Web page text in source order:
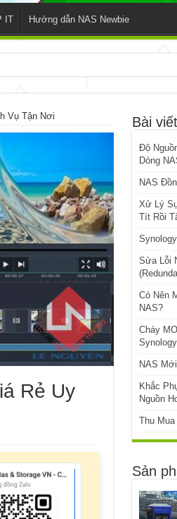
IT Hướng dẫn NAS Newbie
Vụ Tận Nơi
Rẻ Uy
Bài
Độ
Dòng
NAS
Xử Lý
Tít Rồi
Sửa Lỗi
Có Nên
NAS?
Cháy
NAS
Khắc
Nguồn
Thu
Sản